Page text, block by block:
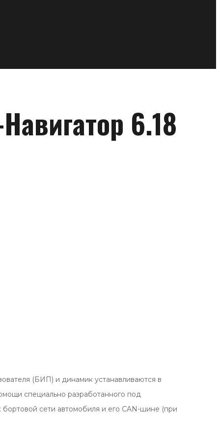
6.18
(БИП) и динамик устанавливаются в
специально разработанного под
сети автомобиля и его CAN-шине (при